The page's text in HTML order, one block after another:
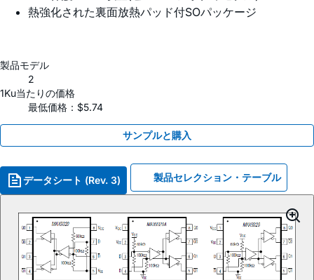
熱強化された裏面放熱パッド付SOパッケージ
製品モデル
2
1Ku当たりの価格
最低価格：$5.74
サンプルと購入
データシート (Rev. 3) 製品セレクション・テーブル